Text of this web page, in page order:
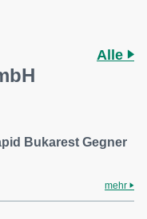
Alle
Bukarest Gegner
mehr